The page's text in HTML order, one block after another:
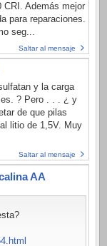
CRI. Además mejor
para reparaciones.
seg...
Saltar al mensaje
y la carga
? Pero . . . ¿ y
de que pilas
litio de 1,5V. Muy
Saltar al mensaje
AA